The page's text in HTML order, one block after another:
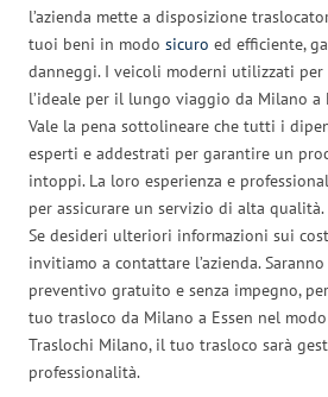
l’azienda mette a disposizione
tuoi beni in modo sicuro ed efficiente,
danneggi. I veicoli moderni utilizzati
l’ideale per il lungo viaggio da Milano a
Vale la pena sottolineare che tutti i
esperti e addestrati per garantire un
intoppi. La loro esperienza e
per assicurare un servizio di alta qualità.
Se desideri ulteriori informazioni sui
invitiamo a contattare l’azienda.
preventivo gratuito e senza impegno,
tuo trasloco da Milano a Essen nel
Traslochi Milano, il tuo trasloco sarà
professionalità.